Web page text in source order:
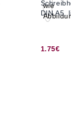
DIN A5,
1.75€